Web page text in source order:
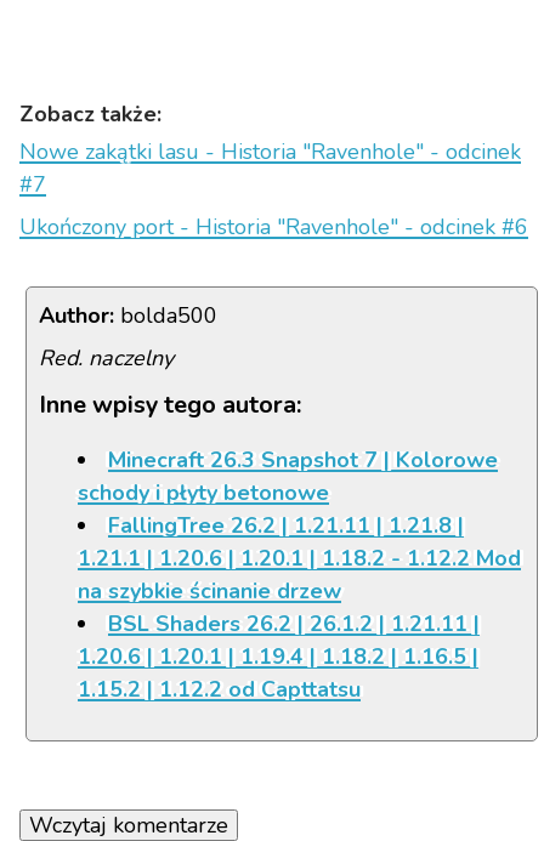
Zobacz także:
Nowe zakątki lasu - Historia "Ravenhole" - odcinek
#7
Ukończony port - Historia "Ravenhole" - odcinek #6
Author: bolda500
Red. naczelny
Inne wpisy tego autora:
Minecraft 26.3 Snapshot 7 | Kolorowe
schody i płyty betonowe
FallingTree 26.2 | 1.21.11 | 1.21.8 |
1.21.1 | 1.20.6 | 1.20.1 | 1.18.2 - 1.12.2 Mod
na szybkie ścinanie drzew
BSL Shaders 26.2 | 26.1.2 | 1.21.11 |
1.20.6 | 1.20.1 | 1.19.4 | 1.18.2 | 1.16.5 |
1.15.2 | 1.12.2 od Capttatsu
Wczytaj komentarze